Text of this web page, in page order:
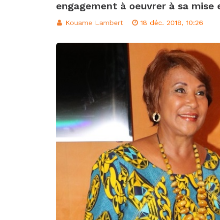
d’intégration
Classement
engagement à oeuvrer à sa mise
Kouame Lambert 18 déc. 2018, 10:26